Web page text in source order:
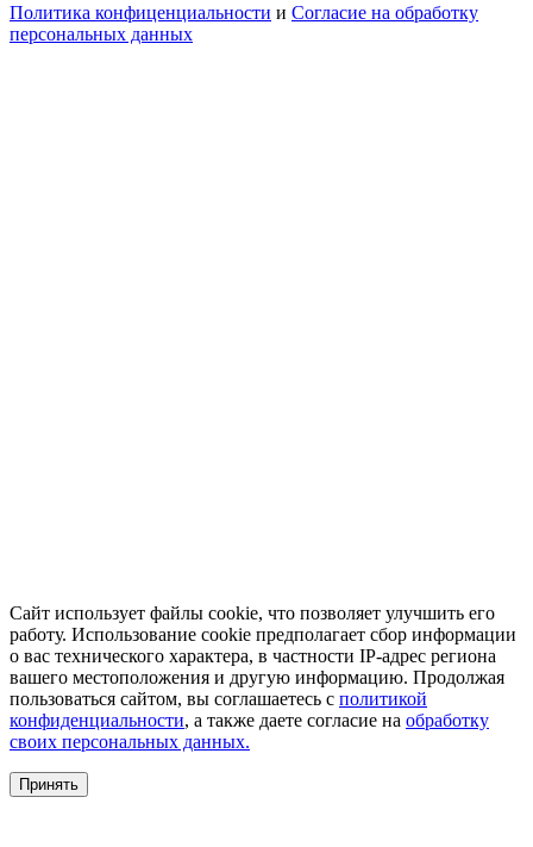
Политика конфиценциальности и Согласие на обработку
персональных данных
Сайт использует файлы cookie, что позволяет улучшить его
работу. Использование cookie предполагает сбор информации
о вас технического характера, в частности IP-адрес региона
вашего местоположения и другую информацию. Продолжая
пользоваться сайтом, вы соглашаетесь с политикой
конфиденциальности, а также даете согласие на обработку
своих персональных данных.
Принять